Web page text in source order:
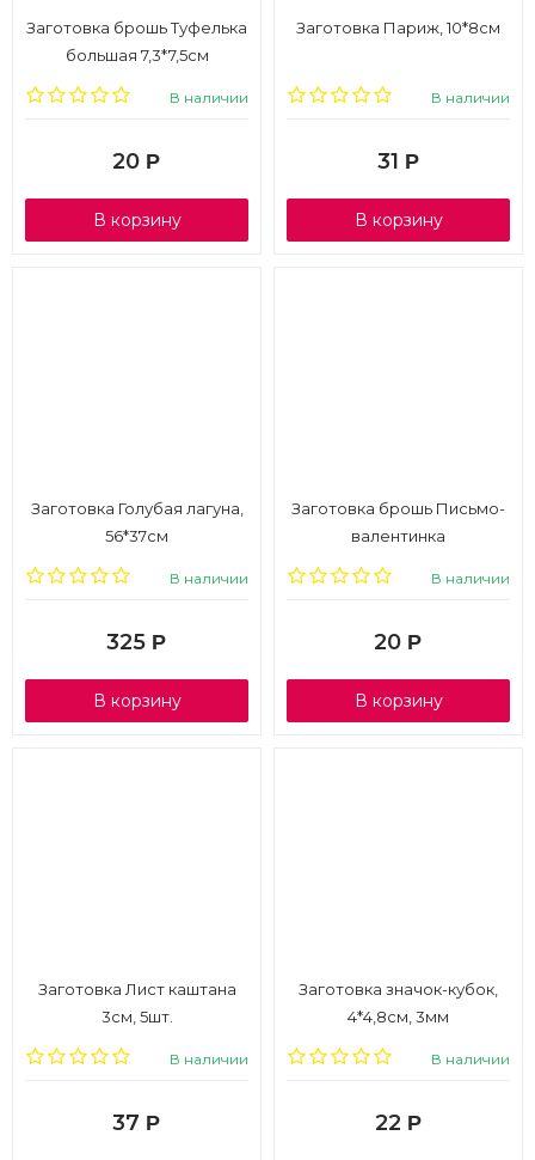
Заготовка брошь Туфелька
большая 7,3*7,5см
В наличии
20 Р
В корзину
Заготовка Париж, 10*8см
В наличии
31 Р
В корзину
Заготовка Голубая лагуна,
56*37см
В наличии
325 Р
В корзину
Заготовка брошь Письмо-
валентинка
большая7,5*6,7см
В наличии
20 Р
В корзину
Заготовка Лист каштана
3см, 5шт.
В наличии
37 Р
Заготовка значок-кубок,
4*4,8см, 3мм
В наличии
22 Р